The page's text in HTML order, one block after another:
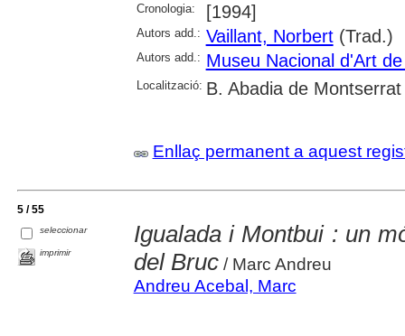
Cronologia: [1994]
Autors add.: Vaillant, Norbert(Trad.)
Autors add.: Museu Nacional d'Art
Localització: B. Abadia de Montserrat
Enllaç permanent a aquest
5 / 55
seleccionar
imprimir
Igualada i Montbui : un
del Bruc/ Marc Andreu
Andreu Acebal, Marc